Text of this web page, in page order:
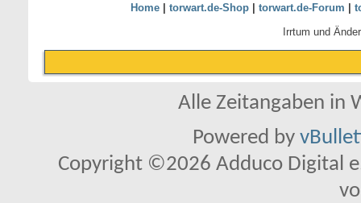
Home| torwart.de-Shop| torwart.de-Forum
Irrtum und
Alle Zeitangaben in
Powered by
Copyright ©2026 Adduco Digital